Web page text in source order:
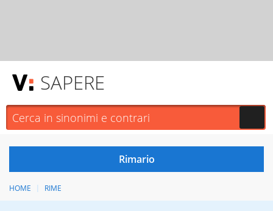
SAPERE
HOME RIME